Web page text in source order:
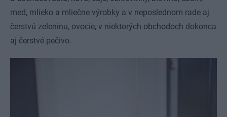
med, mlieko a mliečne výrobky a v neposlednom rade aj
čerstvú zeleninu, ovocie, v niektorých obchodoch dokonca
aj čerstvé pečivo.